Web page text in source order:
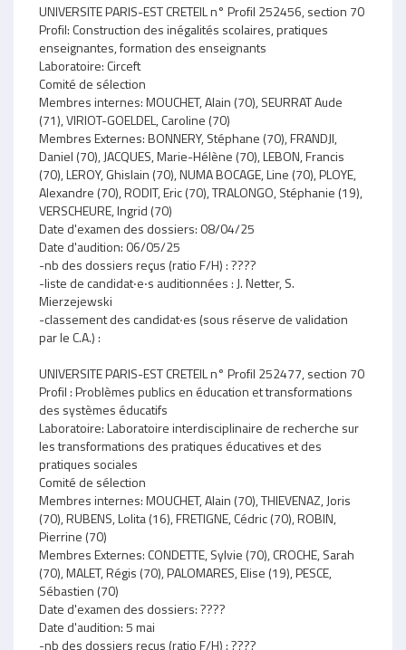
UNIVERSITE PARIS-EST CRETEIL n° Profil 252456, section 70
Profil: Construction des inégalités scolaires, pratiques
enseignantes, formation des enseignants
Laboratoire: Circeft
Comité de sélection
Membres internes: MOUCHET, Alain (70), SEURRAT Aude
(71), VIRIOT-GOELDEL, Caroline (70)
Membres Externes: BONNERY, Stéphane (70), FRANDJI,
Daniel (70), JACQUES, Marie-Hélène (70), LEBON, Francis
(70), LEROY, Ghislain (70), NUMA BOCAGE, Line (70), PLOYE,
Alexandre (70), RODIT, Eric (70), TRALONGO, Stéphanie (19),
VERSCHEURE, Ingrid (70)
Date d'examen des dossiers: 08/04/25
Date d'audition: 06/05/25
-nb des dossiers reçus (ratio F/H) : ????
-liste de candidat‧e‧s auditionnées : J. Netter, S.
Mierzejewski
-classement des candidat‧es (sous réserve de validation
par le C.A.) :
UNIVERSITE PARIS-EST CRETEIL n° Profil 252477, section 70
Profil : Problèmes publics en éducation et transformations
des systèmes éducatifs
Laboratoire: Laboratoire interdisciplinaire de recherche sur
les transformations des pratiques éducatives et des
pratiques sociales
Comité de sélection
Membres internes: MOUCHET, Alain (70), THIEVENAZ, Joris
(70), RUBENS, Lolita (16), FRETIGNE, Cédric (70), ROBIN,
Pierrine (70)
Membres Externes: CONDETTE, Sylvie (70), CROCHE, Sarah
(70), MALET, Régis (70), PALOMARES, Elise (19), PESCE,
Sébastien (70)
Date d'examen des dossiers: ????
Date d'audition: 5 mai
-nb des dossiers reçus (ratio F/H) : ????